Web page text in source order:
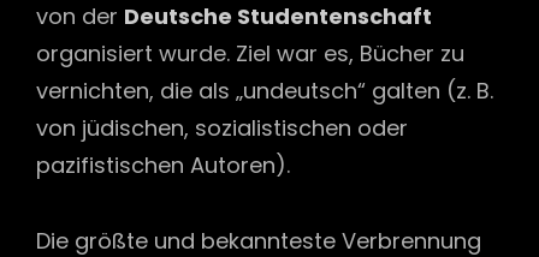
von der Deutsche Studentenschaft
organisiert wurde. Ziel war es, Bücher zu
vernichten, die als „undeutsch“ galten (z. B.
von jüdischen, sozialistischen oder
pazifistischen Autoren).
Die größte und bekannteste Verbrennung